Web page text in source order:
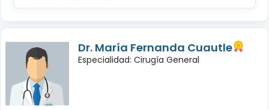
Dr. María Fernanda Cuautle
Especialidad: Cirugía General